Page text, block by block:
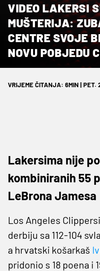
VIDEO LAKERSI
MUŠTERIJA:
CENTRE SVOJE
NOVU POBJEDU
VRIJEME ČITANJA: 6MIN | PET.
Lakersima nije
kombiniranih 55
LeBrona Jamesa
Los Angeles
derbiju sa 112-104
a hrvatski košarkaš
pridonio s 18 poena i